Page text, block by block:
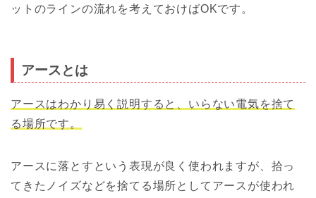
ットのラインの流れを考えておけばOKです。
アースとは
アースはわかり易く説明すると、いらない電気を捨て
る場所です。
アースに落とすという表現が良く使われますが、拾っ
てきたノイズなどを捨てる場所としてアースが使われ